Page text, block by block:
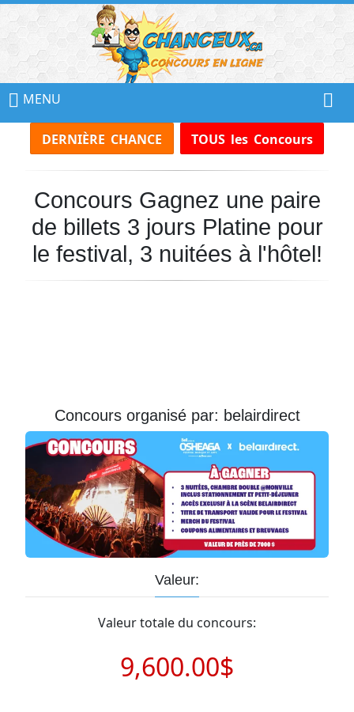
MENU
DERNIÈRE CHANCE TOUS les Concours
Concours Gagnez une paire
de billets 3 jours Platine pour
le festival, 3 nuitées à l'hôtel!
Concours organisé par: belairdirect
Valeur:
Valeur totale du concours:
9,600.00$
📢
Ne
Manquez
Aucun
Concours!
Inscrivez-
vous
notre
infolettre
Prénom
*
JE
M'INSCRIS!